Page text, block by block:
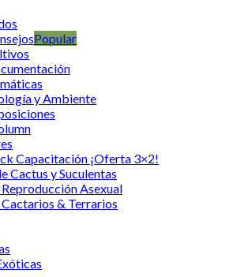
y Ambiente
Capacitación ¡Oferta 3×2!
Cactus y Suculentas
Asexual
& Terrarios